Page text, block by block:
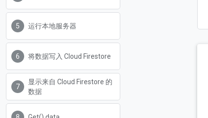
运行本地服务器
将数据写入 Cloud Firestore
显示来自 Cloud Firestore 的
数据